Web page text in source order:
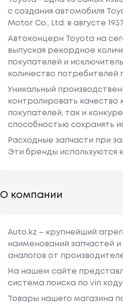
с создания автомобиля
Motor Co., Ltd. в августе 1937
Автоконцерн Toyota на
выпуская рекордное
покупателей и
количество потребителей
Уникальный
контролировать качество
покупателей, так и
способностью сохранять
Расходные запчасти при
Эти бренды используются
О компании
Auto.kz – крупнейший
наименований запчастей
аналогов от
На нашем сайте
система поиска по vin
Товары нашего магазина